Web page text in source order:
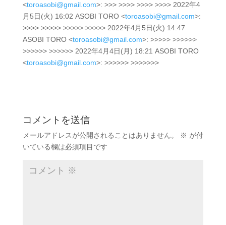
<toroasobi@gmail.com>: >>> >>>> >>>> >>>> 2022年4
月5日(火) 16:02 ASOBI TORO <toroasobi@gmail.com>:
>>>> >>>>> >>>>> >>>>> 2022年4月5日(火) 14:47
ASOBI TORO <toroasobi@gmail.com>: >>>>> >>>>>>
>>>>>> >>>>>> 2022年4月4日(月) 18:21 ASOBI TORO
<toroasobi@gmail.com>: >>>>>> >>>>>>>
コメントを送信
メールアドレスが公開されることはありません。 ※ が付
いている欄は必須項目です